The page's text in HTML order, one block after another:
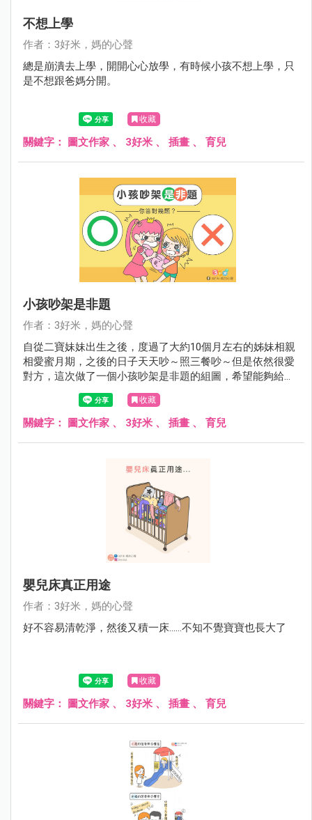
不想上學
作者：3好米，媽的心聲
總是崩潰去上學，開開心心放學，有時候小孩不想上學，只
是不想跟爸媽分開。
收藏
關鍵字： 圖文作家 、 3好米 、 插畫 、 育兒
小孩吵架是非題
作者：3好米，媽的心聲
自從二寶妹妹出生之後，度過了大約10個月左右的姊妹相親
相愛蜜月期，之後的日子天天吵～照三餐吵～但是依然很愛
對方，這次做了一個小孩吵架是非題的組圖，希望能夠給為
此感到困擾的爸爸媽媽們一個參考，祝大家育兒順利啦！
收藏
關鍵字： 圖文作家 、 3好米 、 插畫 、 育兒
嬰兒床真正用途
作者：3好米，媽的心聲
好不容易清乾淨，然後又積一床......不知不覺寶寶也長大了
收藏
關鍵字： 圖文作家 、 3好米 、 插畫 、 育兒